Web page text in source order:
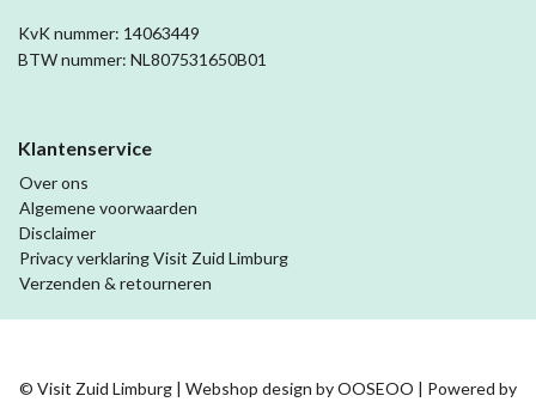
KvK nummer: 14063449
BTW nummer: NL807531650B01
Klantenservice
Over ons
Algemene voorwaarden
Disclaimer
Privacy verklaring Visit Zuid Limburg
Verzenden & retourneren
© Visit Zuid Limburg | Webshop design byOOSEOO | Powered by